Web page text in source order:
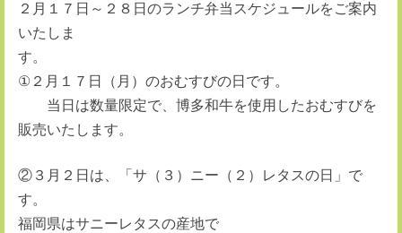
２月１７日～２８日のランチ弁当スケジュールをご案内
いたしま
①２月１７日（月）のおむすびの日です。
当日は数量限定で、博多和牛を使用したおむすびを
販売いたします。
②３月２日は、「サ（３）ニー（２）レタスの日」で
福岡県はサニーレタスの産地で